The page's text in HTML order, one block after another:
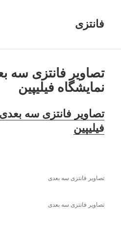
فانتزی
تصاویر فانتزی سه
نمایشگاه فیلیپین
تصاویر فانتزی سه
فیلیپین
تصاویر فانتزی سه بعدی
تصاویر فانتزی سه بعدی